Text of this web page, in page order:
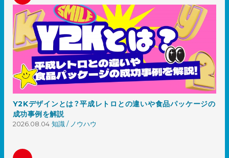
Y2Kデザインとは？平成レトロとの違いや食品パッケージの
成功事例を解説
2026.08.04 知識 / ノウハウ